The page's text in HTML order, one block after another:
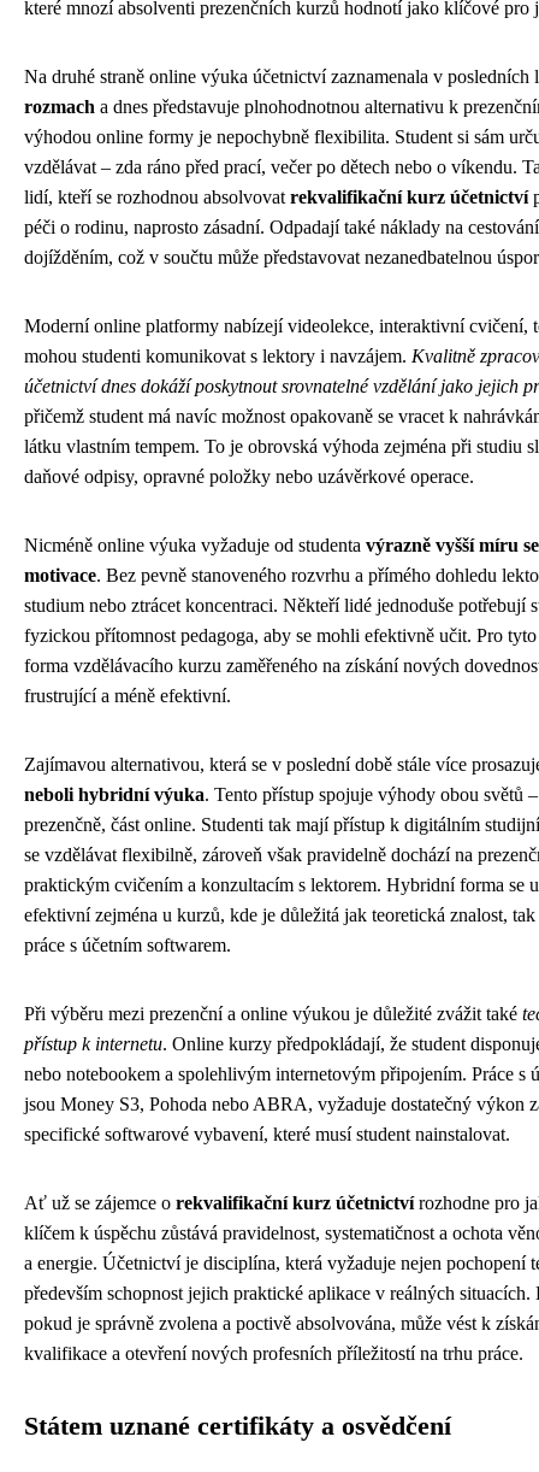
které mnozí absolventi prezenčních kurzů hodnotí jako klíčové pro
Na druhé straně online výuka účetnictví zaznamenala v posledních
rozmach a dnes představuje plnohodnotnou alternativu k
výhodou online formy je nepochybně flexibilita. Student si sám
vzdělávat – zda ráno před prací, večer po dětech nebo o víkendu.
lidí, kteří se rozhodnou absolvovat rekvalifikační kurz účetnictví
péči o rodinu, naprosto zásadní. Odpadají také náklady na
dojížděním, což v součtu může představovat nezanedbatelnou
Moderní online platformy nabízejí videolekce, interaktivní cvičení,
mohou studenti komunikovat s lektory i navzájem. Kvalitně
účetnictví dnes dokáží poskytnout srovnatelné vzdělání jako jejich
přičemž student má navíc možnost opakovaně se vracet k
látku vlastním tempem. To je obrovská výhoda zejména při studiu
daňové odpisy, opravné položky nebo uzávěrkové operace.
Nicméně online výuka vyžaduje od studenta výrazně vyšší míru
motivace. Bez pevně stanoveného rozvrhu a přímého dohledu
studium nebo ztrácet koncentraci. Někteří lidé jednoduše potřebují
fyzickou přítomnost pedagoga, aby se mohli efektivně učit. Pro
forma vzdělávacího kurzu zaměřeného na získání nových
frustrující a méně efektivní.
Zajímavou alternativou, která se v poslední době stále více
neboli hybridní výuka. Tento přístup spojuje výhody obou světů
prezenčně, část online. Studenti tak mají přístup k digitálním
se vzdělávat flexibilně, zároveň však pravidelně dochází na
praktickým cvičením a konzultacím s lektorem. Hybridní forma se
efektivní zejména u kurzů, kde je důležitá jak teoretická znalost,
práce s účetním softwarem.
Při výběru mezi prezenční a online výukou je důležité zvážit také
přístup k internetu. Online kurzy předpokládají, že student
nebo notebookem a spolehlivým internetovým připojením. Práce s
jsou Money S3, Pohoda nebo ABRA, vyžaduje dostatečný výkon
specifické softwarové vybavení, které musí student nainstalovat.
Ať už se zájemce o rekvalifikační kurz účetnictvírozhodne pro
klíčem k úspěchu zůstává pravidelnost, systematičnost a ochota
a energie. Účetnictví je disciplína, která vyžaduje nejen pochopení
především schopnost jejich praktické aplikace v reálných
pokud je správně zvolena a poctivě absolvována, může vést k
kvalifikace a otevření nových profesních příležitostí na trhu práce.
Státem uznané certifikáty a osvědčení